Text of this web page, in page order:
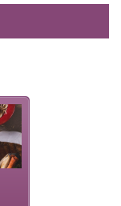
、 安心安全にご
ログラムの基、
ムカード】プレ
を
裕
で